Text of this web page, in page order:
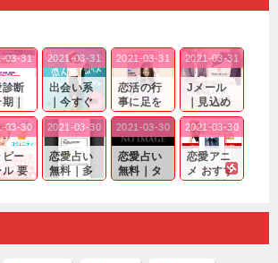
診断
｜
男女
。
03-31
出会い系
｜今すぐ
仲良くな
れる相手
探しをし
たいと...
2021-03-31
恋活の行
事に足を
運んでも
出会いの
チャンス
が訪れ...
2021-03-31
Jメール
｜見込め
る効果が
確実なも
のであっ
ても…...
2021-03-31
ピー
ル 要
ので
03-30
恋愛占い
無料｜多
プリの内
2021-03-30
恋愛占い
無料｜タ
る人に恋
2021-03-30
恋愛アニ
メ おすす
雑で素人
2021-03-30